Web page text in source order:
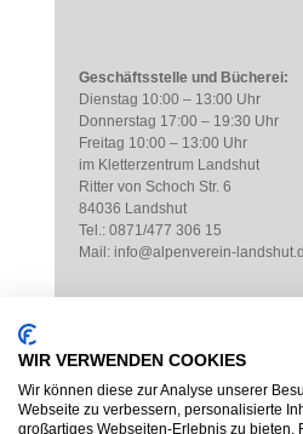
Geschäftsstelle und Bücherei:
Dienstag 10:00 – 13:00 Uhr
Donnerstag 17:00 – 19:30 Uhr
Freitag 10:00 – 13:00 Uhr
im Kletterzentrum Landshut
Ritter von Schoch Str. 6
84036 Landshut
Tel.: 0871/477 306 15
Mail: info@alpenverein-
WIR VERWENDEN COOKIES
Wir können diese zur Analyse unserer
Webseite zu verbessern, personalisierte
großartiges Webseiten-Erlebnis zu bieten.